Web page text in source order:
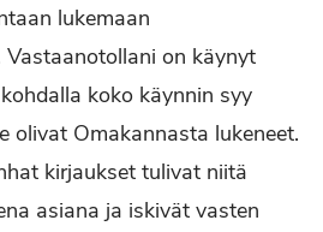
lukemaan
on käynyt
koko käynnin syy
olivat Omakannasta lukeneet.
kirjaukset tulivat niitä
asiana ja iskivät vasten